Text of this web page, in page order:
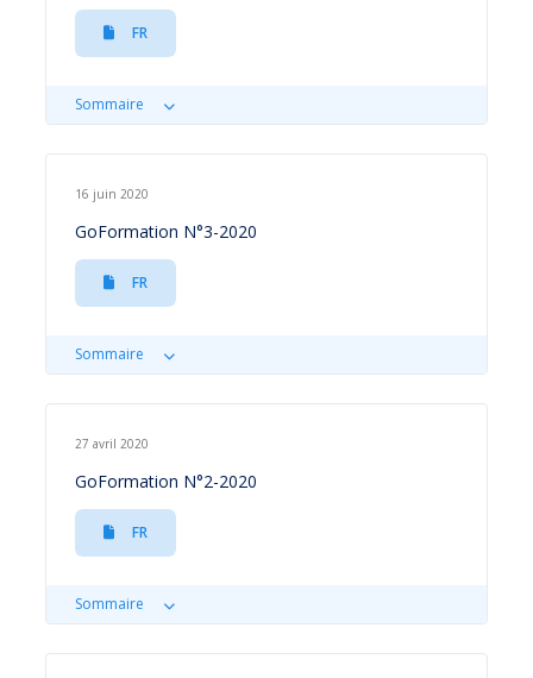
FR
Sommaire
16 juin 2020
GoFormation N°3-2020
FR
Sommaire
27 avril 2020
GoFormation N°2-2020
FR
Sommaire